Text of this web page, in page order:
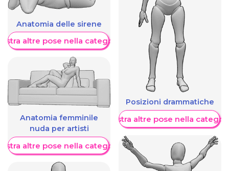
Anatomia delle sirene
altre pose nella categoria
Anatomia femminile
nuda per artisti
altre pose nella categoria
Posizioni drammatiche
Mostra altre pose nella